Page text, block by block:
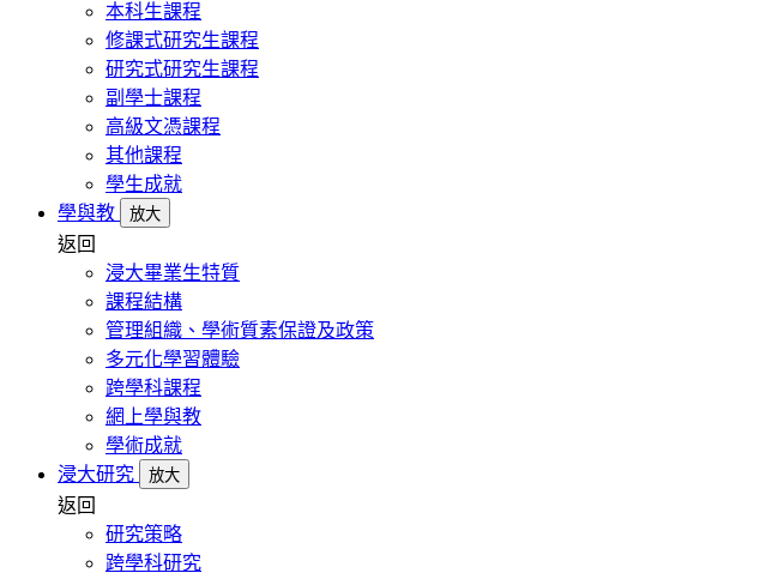
本科生課程
修課式研究生課程
研究式研究生課程
副學士課程
高級文憑課程
其他課程
學生成就
學與教
放大
返回
浸大畢業生特質
課程結構
管理組織、學術質素保證及政策
多元化學習體驗
跨學科課程
網上學與教
學術成就
浸大研究
放大
返回
研究策略
跨學科研究